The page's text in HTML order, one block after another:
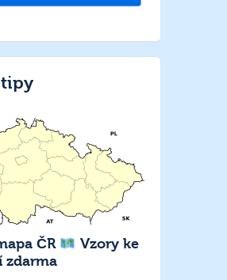
ČR
Vzory ke
zdarma